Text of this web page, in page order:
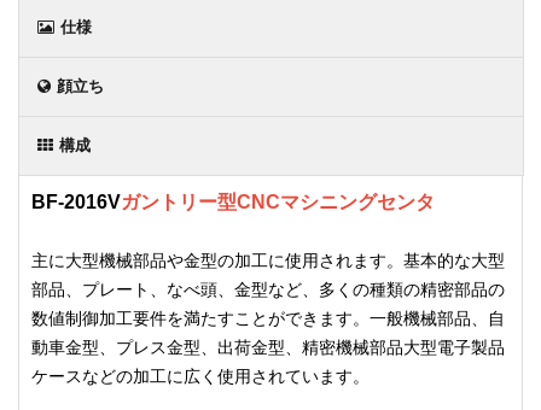
仕様
顔立ち
構成
BF-2016Vガントリー型CNCマシニングセンタ
主に大型機械部品や金型の加工に使用されます。基本的な大型
部品、プレート、なべ頭、金型など、多くの種類の精密部品の
数値制御加工要件を満たすことができます。一般機械部品、自
動車金型、プレス金型、出荷金型、精密機械部品大型電子製品
ケースなどの加工に広く使用されています。